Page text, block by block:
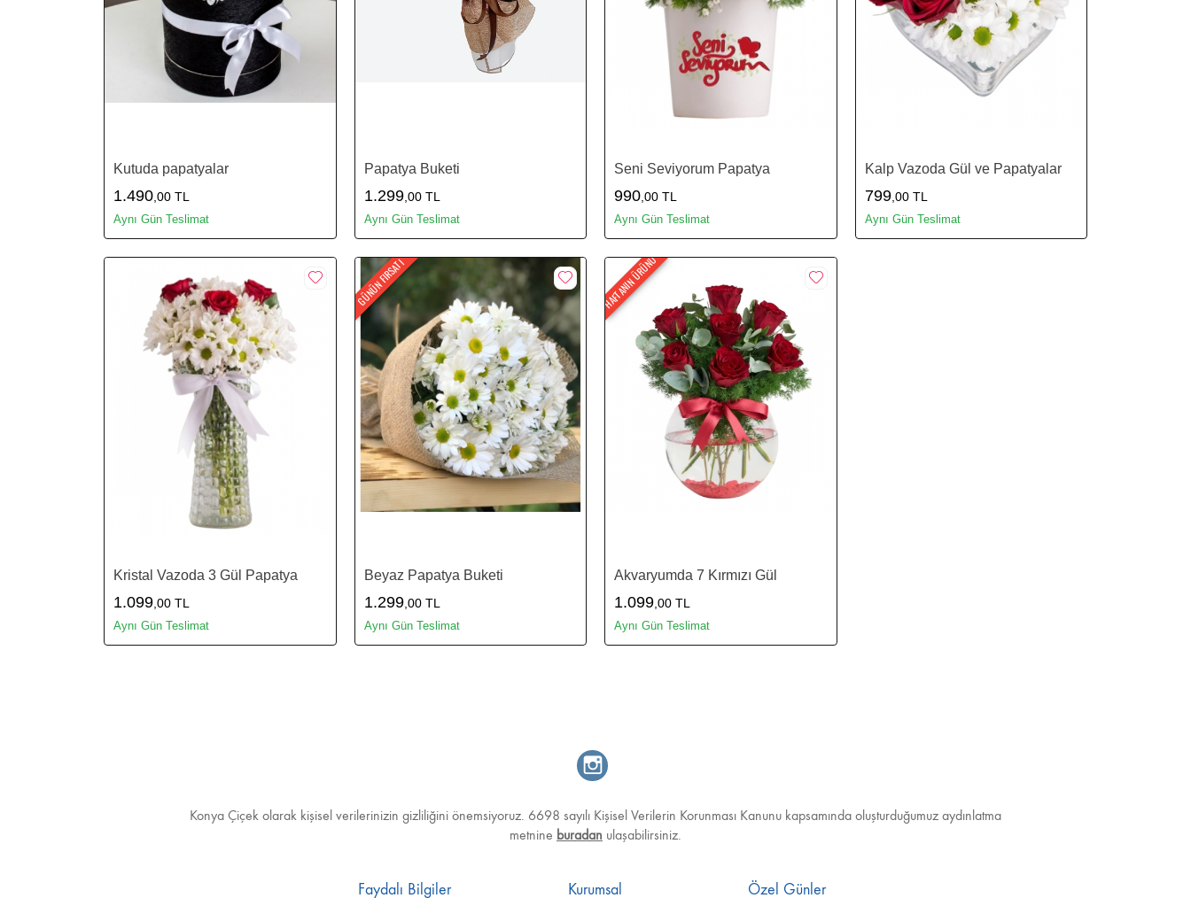
Kutuda papatyalar
1.490,00 TL
Aynı Gün Teslimat
Papatya Buketi
1.299,00 TL
Aynı Gün Teslimat
Seni Seviyorum Papatya
990,00 TL
Aynı Gün Teslimat
Kalp Vazoda Gül ve Papatyalar
799,00 TL
Aynı Gün Teslimat
Kristal Vazoda 3 Gül Papatya
1.099 ,00 TL
Aynı Gün Teslimat
GÜNÜN FIRSATI
Beyaz Papatya Buketi
1.299,00 TL
Aynı Gün Teslimat
HAFTANIN ÜRÜNÜ
Akvaryumda 7 Kırmızı Gül
1.099 ,00 TL
Aynı Gün Teslimat
Konya Çiçek olarak kişisel verilerinizin gizliliğini önemsiyoruz. 6698 sayılı Kişisel Verilerin Korunması Kanunu kapsamında oluşturduğumuz aydınlatma
metnine buradan ulaşabilirsiniz.
Faydalı Bilgiler Kurumsal Özel Günler